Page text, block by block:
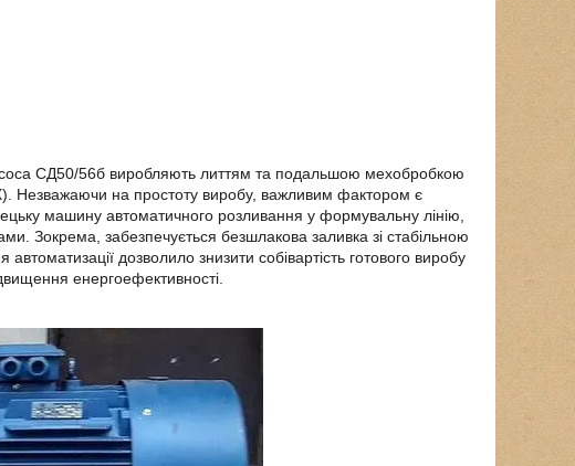
СД50/56б виробляють литтям та подальшою мехобробкою
Незважаючи на простоту виробу, важливим фактором є
машину автоматичного розливання у формувальну лінію,
Зокрема, забезпечується безшлакова заливка зі стабільною
дозволило знизити собівартість готового виробу
енергоефективності.